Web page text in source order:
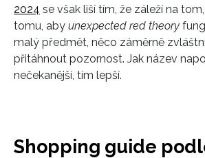
2024 se však liší tím, že záleží na tom,
tomu, aby unexpected red theory
malý předmět, něco záměrně
přitáhnout pozornost. Jak název
nečekanější, tím lepší.
Shopping guide